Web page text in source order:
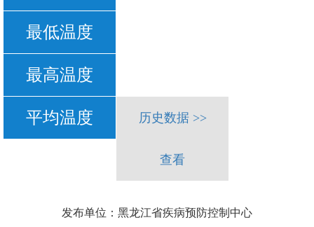
最低温度
最高温度
平均温度 历史数据 >>
查看
发布单位：黑龙江省疾病预防控制中心